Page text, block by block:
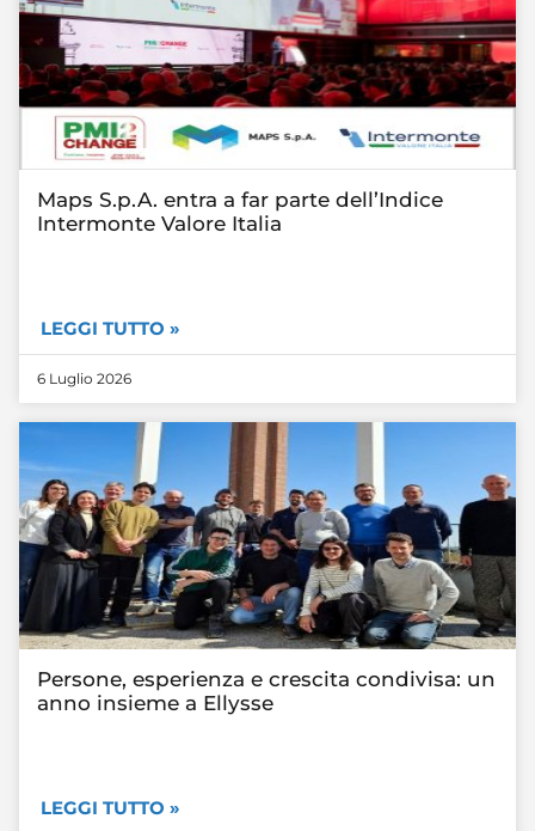
Maps S.p.A. entra a far parte dell’Indice
Intermonte Valore Italia
LEGGI TUTTO »
6 Luglio 2026
Persone, esperienza e crescita condivisa: un
anno insieme a Ellysse
LEGGI TUTTO »